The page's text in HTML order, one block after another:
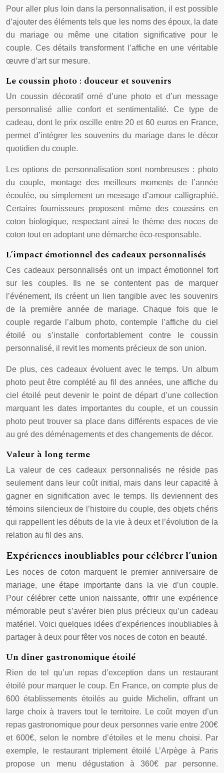
Pour aller plus loin dans la personnalisation, il est possible
d’ajouter des éléments tels que les noms des époux, la date
du mariage ou même une citation significative pour le
couple. Ces détails transforment l’affiche en une véritable
œuvre d’art sur mesure.
Le coussin photo : douceur et souvenirs
Un coussin décoratif orné d’une photo et d’un message
personnalisé allie confort et sentimentalité. Ce type de
cadeau, dont le prix oscille entre 20 et 60 euros en France,
permet d’intégrer les souvenirs du mariage dans le décor
quotidien du couple.
Les options de personnalisation sont nombreuses : photo
du couple, montage des meilleurs moments de l’année
écoulée, ou simplement un message d’amour calligraphié.
Certains fournisseurs proposent même des coussins en
coton biologique, respectant ainsi le thème des noces de
coton tout en adoptant une démarche éco-responsable.
L’impact émotionnel des cadeaux personnalisés
Ces cadeaux personnalisés ont un impact émotionnel fort
sur les couples. Ils ne se contentent pas de marquer
l’événement, ils créent un lien tangible avec les souvenirs
de la première année de mariage. Chaque fois que le
couple regarde l’album photo, contemple l’affiche du ciel
étoilé ou s’installe confortablement contre le coussin
personnalisé, il revit les moments précieux de son union.
De plus, ces cadeaux évoluent avec le temps. Un album
photo peut être complété au fil des années, une affiche du
ciel étoilé peut devenir le point de départ d’une collection
marquant les dates importantes du couple, et un coussin
photo peut trouver sa place dans différents espaces de vie
au gré des déménagements et des changements de décor.
Valeur à long terme
La valeur de ces cadeaux personnalisés ne réside pas
seulement dans leur coût initial, mais dans leur capacité à
gagner en signification avec le temps. Ils deviennent des
témoins silencieux de l’histoire du couple, des objets chéris
qui rappellent les débuts de la vie à deux et l’évolution de la
relation au fil des ans.
Expériences inoubliables pour célébrer l’union
Les noces de coton marquent le premier anniversaire de
mariage, une étape importante dans la vie d’un couple.
Pour célébrer cette union naissante, offrir une expérience
mémorable peut s’avérer bien plus précieux qu’un cadeau
matériel. Voici quelques idées d’expériences inoubliables à
partager à deux pour fêter vos noces de coton en beauté.
Un dîner gastronomique étoilé
Rien de tel qu’un repas d’exception dans un restaurant
étoilé pour marquer le coup. En France, on compte plus de
600 établissements étoilés au guide Michelin, offrant un
large choix à travers tout le territoire. Le coût moyen d’un
repas gastronomique pour deux personnes varie entre 200€
et 600€, selon le nombre d’étoiles et le menu choisi. Par
exemple, le restaurant triplement étoilé L’Arpège à Paris
propose un menu dégustation à 360€ par personne.